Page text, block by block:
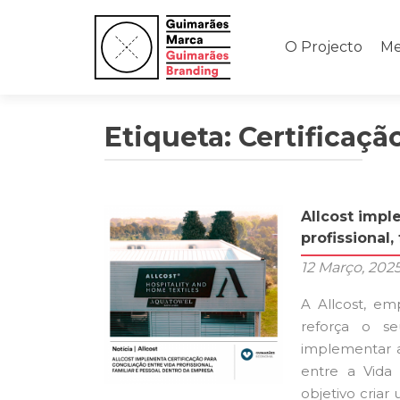
o
O Projecto
Etiqueta:
Allcost
profissional,
12 Março,
A Allcost,
reforça o
implementar
entre a Vida
objetivo criar